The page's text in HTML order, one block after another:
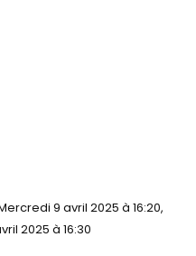
9 avril 2025 à 16:20,
2025 à 16:30